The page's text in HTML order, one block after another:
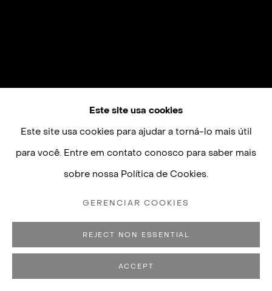
Este site usa cookies
Este site usa cookies para ajudar a torná-lo mais útil
para você. Entre em contato conosco para saber mais
sobre nossa Política de Cookies.
GERENCIAR COOKIES
REJECT NON ESSENTIAL
ACCEPT